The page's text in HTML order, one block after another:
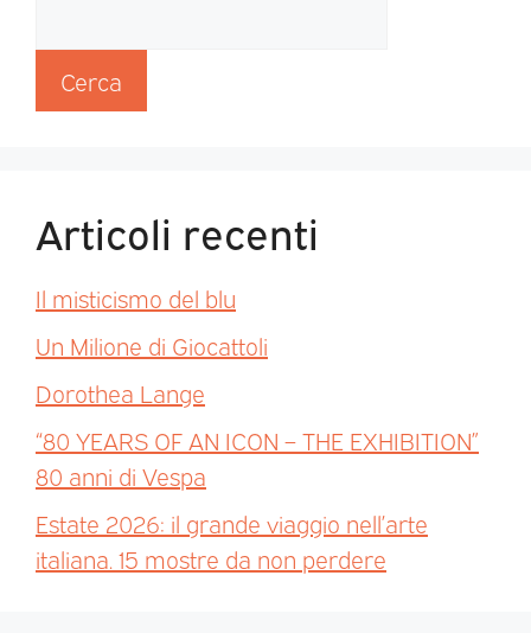
Cerca
Articoli recenti
Il misticismo del blu
Un Milione di Giocattoli
Dorothea Lange
“80 YEARS OF AN ICON – THE EXHIBITION”
80 anni di Vespa
Estate 2026: il grande viaggio nell’arte
italiana. 15 mostre da non perdere